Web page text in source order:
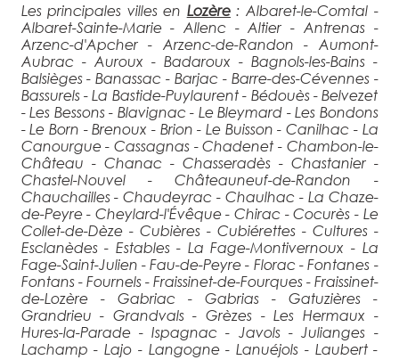
Les principales villes en Lozère: Albaret-le-Comtal -
Albaret-Sainte-Marie - Allenc - Altier - Antrenas -
Arzenc-d'Apcher - Arzenc-de-Randon - Aumont-
Aubrac - Auroux - Badaroux - Bagnols-les-Bains -
Balsièges - Banassac - Barjac - Barre-des-Cévennes -
Bassurels - La Bastide-Puylaurent - Bédouès - Belvezet
- Les Bessons - Blavignac - Le Bleymard - Les Bondons
- Le Born - Brenoux - Brion - Le Buisson - Canilhac - La
Canourgue - Cassagnas - Chadenet - Chambon-le-
Château - Chanac - Chasseradès - Chastanier -
Chastel-Nouvel - Châteauneuf-de-Randon -
Chauchailles - Chaudeyrac - Chaulhac - La Chaze-
de-Peyre - Cheylard-l'Évêque - Chirac - Cocurès - Le
Collet-de-Dèze - Cubières - Cubiérettes - Cultures -
Esclanèdes - Estables - La Fage-Montivernoux - La
Fage-Saint-Julien - Fau-de-Peyre - Florac - Fontanes -
Fontans - Fournels - Fraissinet-de-Fourques - Fraissinet-
de-Lozère - Gabriac - Gabrias - Gatuzières -
Grandrieu - Grandvals - Grèzes - Les Hermaux -
Hures-la-Parade - Ispagnac - Javols - Julianges -
Lachamp - Lajo - Langogne - Lanuéjols - Laubert -